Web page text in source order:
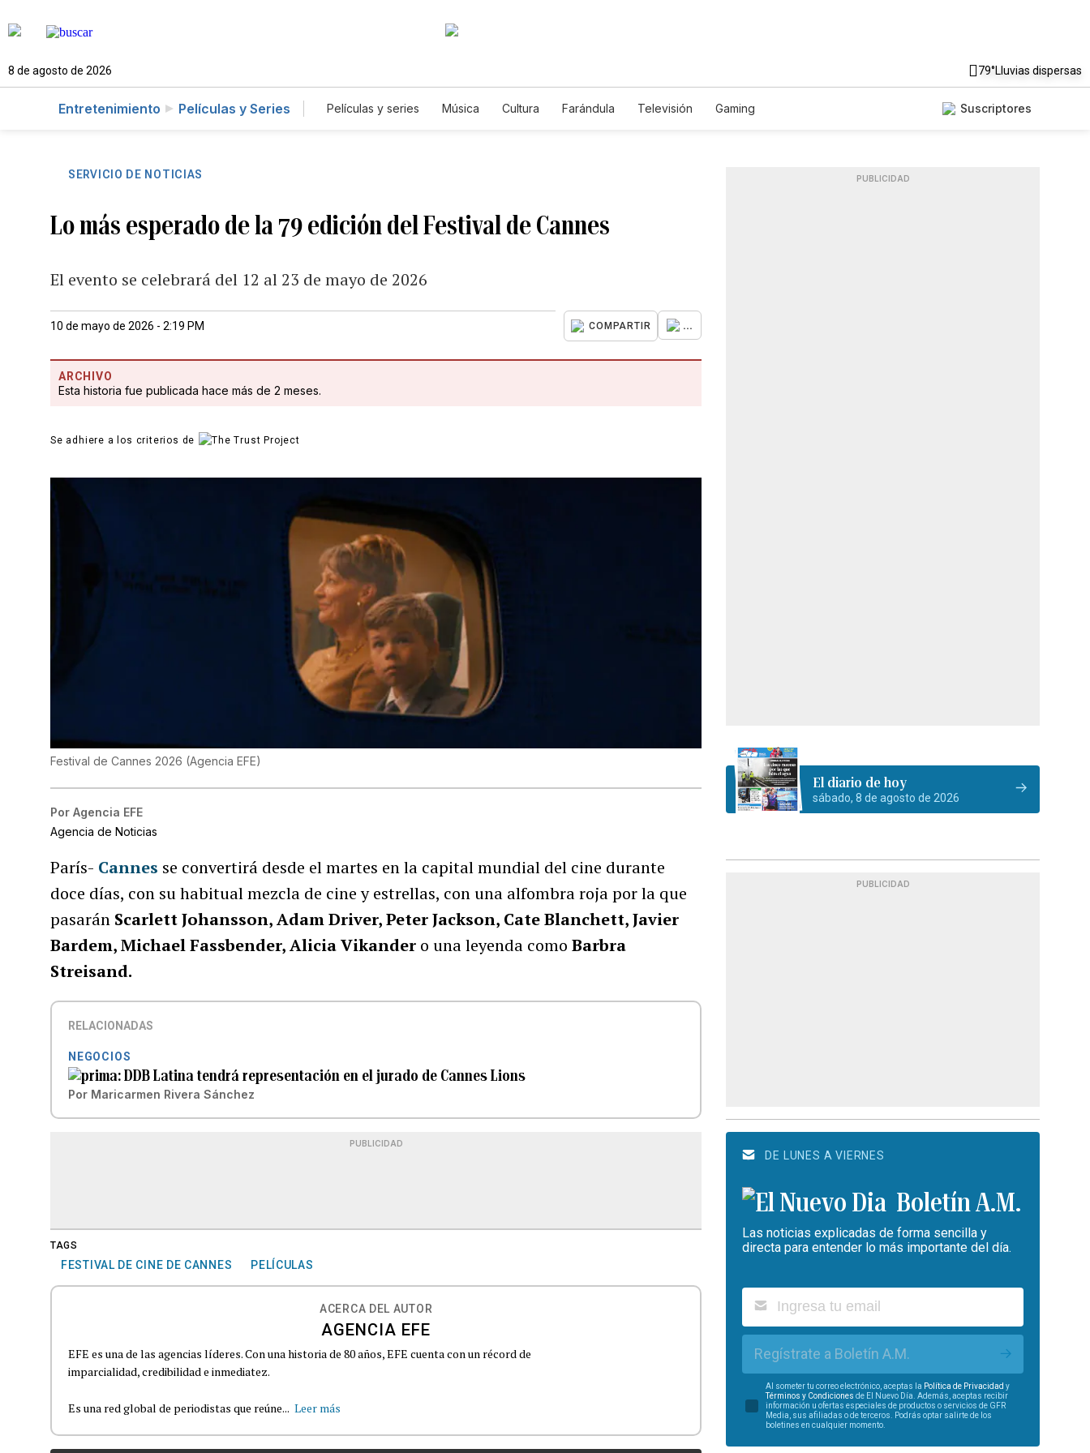
8 de agosto de 2026 79°Lluvias dispersas
Entretenimiento Películas y Series Películas y series Música Cultura Farándula Televisión Gaming Suscriptores
SERVICIO DE NOTICIAS
Lo más esperado de la 79 edición del Festival de Cannes
El evento se celebrará del 12 al 23 de mayo de 2026
10 de mayo de 2026 - 2:19 PM COMPARTIR ...
ARCHIVO
Esta historia fue publicada hace más de 2 meses.
Se adhiere a los criterios de
Festival de Cannes 2026 (Agencia EFE)
Por Agencia EFE
Agencia de Noticias
París- Cannes se convertirá desde el martes en la capital mundial del cine durante
doce días, con su habitual mezcla de cine y estrellas, con una alfombra roja por la que
pasarán Scarlett Johansson, Adam Driver, Peter Jackson, Cate Blanchett, Javier
Bardem, Michael Fassbender, Alicia Vikander o una leyenda comoBarbra
Streisand.
RELACIONADAS
NEGOCIOS
DDB Latina tendrá representación en el jurado de Cannes Lions
Por Maricarmen Rivera Sánchez
PUBLICIDAD
TAGS
FESTIVAL DE CINE DE CANNES PELÍCULAS
ACERCA DEL AUTOR
AGENCIA EFE
EFE es una de las agencias líderes. Con una historia de 80 años, EFE cuenta con un récord de
imparcialidad, credibilidad e inmediatez.
Es una red global de periodistas que reúne... Leer más
PUBLICIDAD
El diario de hoy
sábado, 8 de agosto de 2026
PUBLICIDAD
DE LUNES A VIERNES
Boletín A.M.
Las noticias explicadas de forma sencilla y
directa para entender lo más importante del día.
Regístrate a Boletín A.M.
Al someter tu correo electrónico, aceptas la Política de Privacidad y
Términos y Condiciones de El Nuevo Día. Además, aceptas recibir
información u ofertas especiales de productos o servicios de GFR
Media, sus afiliadas o de terceros. Podrás optar salirte de los
boletines en cualquier momento.